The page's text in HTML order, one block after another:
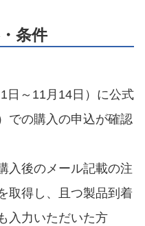
条件
日～11月14日）に公式
での購入の申込が確認
入後のメール記載の注
取得し、且つ製品到着
入力いただいた方